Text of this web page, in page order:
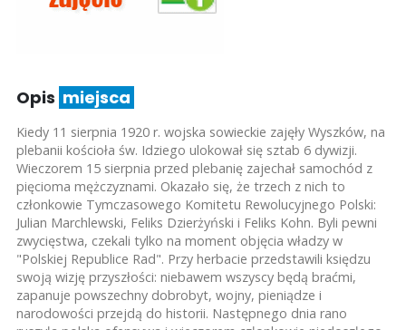
Opis miejsca
Kiedy 11 sierpnia 1920 r. wojska sowieckie zajęły Wyszków, na
plebanii kościoła św. Idziego ulokował się sztab 6 dywizji.
Wieczorem 15 sierpnia przed plebanię zajechał samochód z
pięcioma mężczyznami. Okazało się, że trzech z nich to
członkowie Tymczasowego Komitetu Rewolucyjnego Polski:
Julian Marchlewski, Feliks Dzierżyński i Feliks Kohn. Byli pewni
zwycięstwa, czekali tylko na moment objęcia władzy w
"Polskiej Republice Rad". Przy herbacie przedstawili księdzu
swoją wizję przyszłości: niebawem wszyscy będą braćmi,
zapanuje powszechny dobrobyt, wojny, pieniądze i
narodowości przejdą do historii. Następnego dnia rano